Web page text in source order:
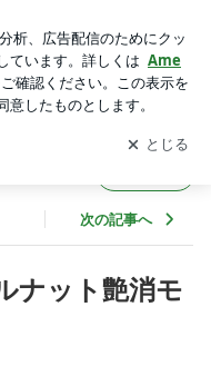
ログ
知
を受け取りまし
開く
次の記事へ
ナット艶消モ